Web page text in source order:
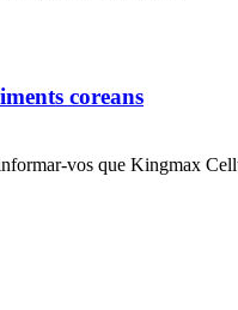
coreans
vos que Kingmax